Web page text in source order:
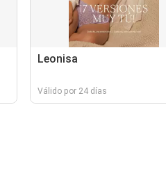
Leonisa
Válido por 24 días